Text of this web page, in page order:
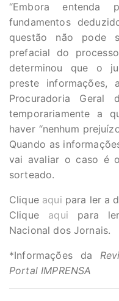
“Embora entenda
fundamentos
questão não pode
prefacial do
determinou que o
preste informações,
Procuradoria Geral
temporariamente a
haver “nenhum
Quando as
vai avaliar o caso é
sorteado.
Clique aqui para ler a
Clique aqui para
Nacional dos Jornais.
*Informações da
Portal IMPRENSA